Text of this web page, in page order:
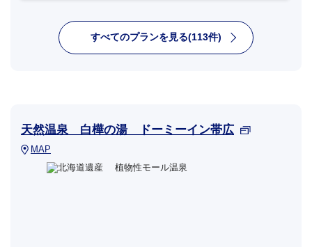
すべてのプランを見る(113件)
天然温泉 白樺の湯 ドーミーイン帯広
MAP